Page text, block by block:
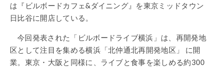
は『ビルボードカフェ&ダイニング』を東京ミッドタウン
日比谷に開店している。
今回発表された「ビルボードライブ横浜」は、再開発地
区として注目を集める横浜「北仲通北再開発地区」 に開
業。東京・大阪と同様に、ライブと食事を楽しめる約300